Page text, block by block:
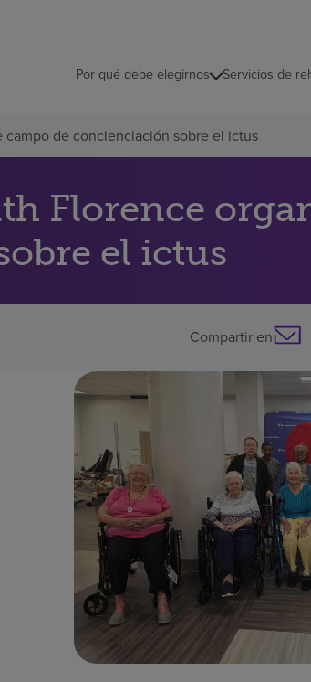
Por qué debe elegirnos Servicios de
campo de concienciación sobre el ictus
Florence
el ictus
Compartir en